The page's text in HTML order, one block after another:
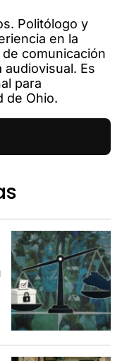
Politólogo y
en la
comunicación
Es
para
de Ohio.